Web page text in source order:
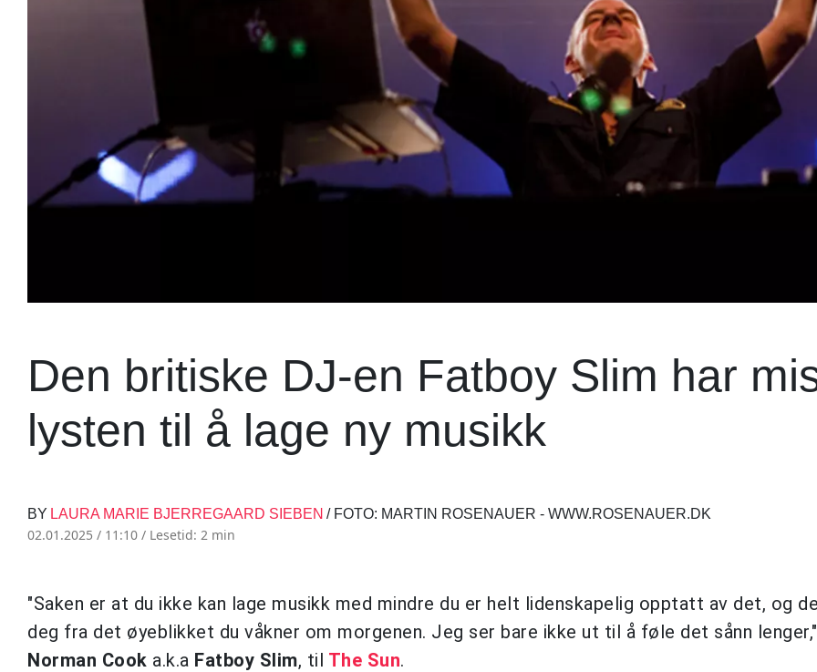
Den britiske DJ-en Fatboy Slim har
lysten til å lage ny musikk
BY LAURA MARIE BJERREGAARD SIEBEN / FOTO: MARTIN ROSENAUER - WWW.ROSENAUER.DK
02.01.2025 / 11:10 / Lesetid: 2 min
"Saken er at du ikke kan lage musikk med mindre du er helt lidenskapelig opptatt av det, og
deg fra det øyeblikket du våkner om morgenen. Jeg ser bare ikke ut til å føle det sånn
Norman Cook a.k.a Fatboy Slim, til The Sun.